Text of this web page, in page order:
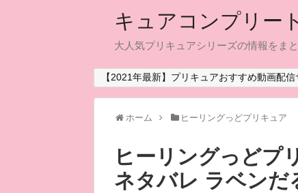
キュアコンプリー
大人気プリキュアシリーズの情報をま
【2021年最新】プリキュアおすすめ動画配
ホーム ヒーリングっどプリキュア
ヒーリングっどプ
ネタバレ ラベン